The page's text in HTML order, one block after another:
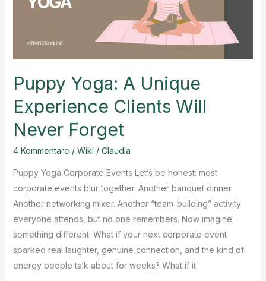
Puppy Yoga: A Unique
Experience Clients Will
Never Forget
4 Kommentare / Wiki / Claudia
Puppy Yoga Corporate Events Let’s be honest: most
corporate events blur together. Another banquet dinner.
Another networking mixer. Another “team-building” activity
everyone attends, but no one remembers. Now imagine
something different. What if your next corporate event
sparked real laughter, genuine connection, and the kind of
energy people talk about for weeks? What if it